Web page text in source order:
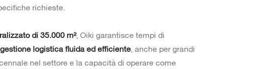
richieste.
di 35.000 m², Oiki garantisce tempi di
gestione logistica fluida ed efficiente, anche per grandi
nel settore e la capacità di operare come